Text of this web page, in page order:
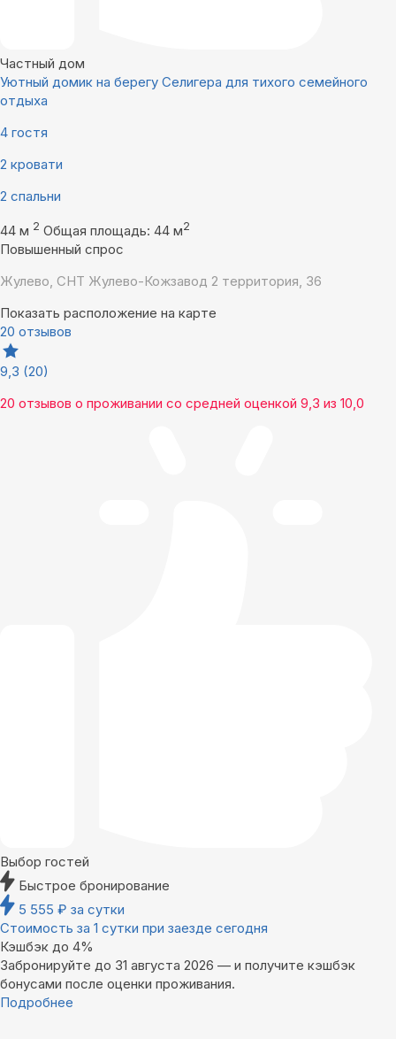
Частный дом
Уютный домик на берегу Селигера для тихого семейного
отдыха
4 гостя
2 кровати
2 спальни
44 м 2 Общая площадь: 44 м2
Повышенный спрос
Жулево, СНТ Жулево-Кожзавод 2 территория, 36
Показать расположение на карте
20 отзывов
9,3 (20)
20 отзывов о проживании со средней оценкой 9,3 из 10,0
Выбор гостей
Быстрое бронирование
5 555 ₽ за сутки
Стоимость за 1 сутки при заезде сегодня
Кэшбэк до 4%
Забронируйте до 31 августа 2026 — и получите кэшбэк
бонусами после оценки проживания.
Подробнее